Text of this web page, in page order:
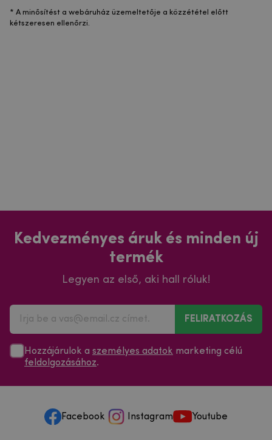
* A minősítést a webáruház üzemeltetője a közzététel előtt
kétszeresen ellenőrzi.
Kedvezményes áruk és minden új
termék
Legyen az első, aki hall róluk!
FELIRATKOZÁS
Hozzájárulok a személyes adatok marketing célú
feldolgozásához.
Facebook Instagram Youtube